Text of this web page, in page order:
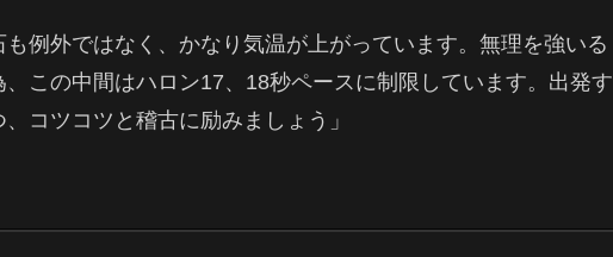
例外ではなく、かなり気温が上がっています。無理を強いる
この中間はハロン17、18秒ペースに制限しています。出発す
コツコツと稽古に励みましょう」